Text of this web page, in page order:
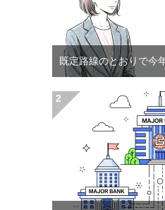
既定路線のとおりで今